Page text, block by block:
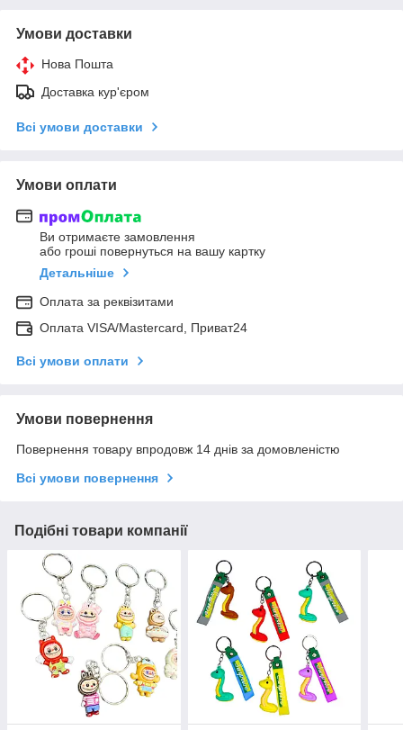
Умови доставки
Нова Пошта
Доставка кур'єром
Всі умови доставки
Умови оплати
Ви отримаєте замовлення
або гроші повернуться на вашу картку
Детальніше
Оплата за реквізитами
Оплата VISA/Mastercard, Приват24
Всі умови оплати
Умови повернення
Повернення товару впродовж 14 днів за домовленістю
Всі умови повернення
Подібні товари компанії